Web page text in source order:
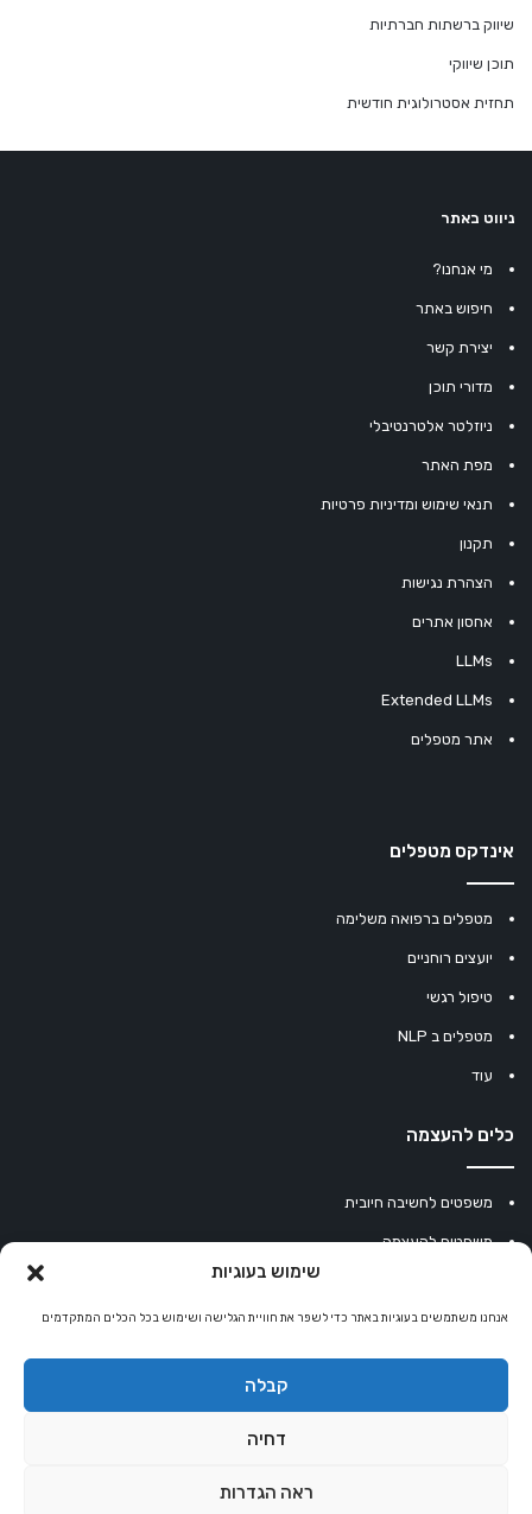
שימוש בעוגיות
אנחנו משתמשים בעוגיות באתר כדי לשפר את חוויית הגלישה ושימוש בכל הכלים המתקדמים
קבלה
דחיה
ראה הגדרות
שיווק ברשתות חברתיות
תוכן שיווקי
תחזית אסטרולוגית חודשית
ניווט באתר
מי אנחנו?
חיפוש באתר
יצירת קשר
מדורי תוכן
ניוזלטר אלטרנטיבלי
מפת האתר
תנאי שימוש ומדיניות פרטיות
תקנון
הצהרת נגישות
אחסון אתרים
LLMs
Extended LLMs
אתר מטפלים
אינדקס מטפלים
מטפלים ברפואה משלימה
יועצים רוחניים
טיפול רגשי
מטפלים ב NLP
עוד
כלים להעצמה
משפטים לחשיבה חיובית
משפטים להעצמה
מחשבון נומרולוגיה
קריסטלים למזלות
© כל הזכויות שמורות 2026 |